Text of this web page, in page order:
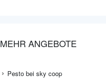
MEHR ANGEBOTE
Pesto bei sky coop